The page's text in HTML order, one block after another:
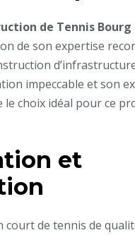
de Tennis Bourg
de son expertise
impeccable et son
le choix idéal pour ce
et
court de tennis de